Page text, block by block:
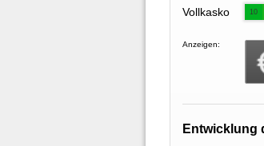
Vollkasko 10
Anzeigen:
Entwicklung